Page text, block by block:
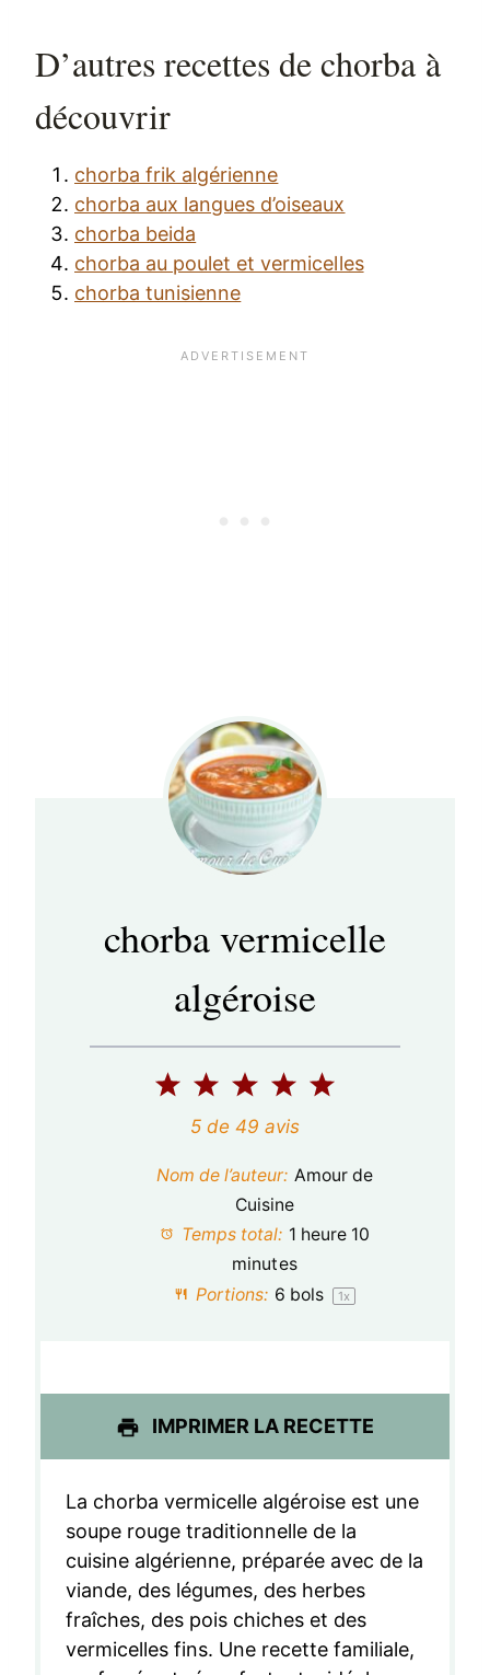
D’autres recettes de chorba à
découvrir
chorba frik algérienne
chorba aux langues d’oiseaux
chorba beida
chorba au poulet et vermicelles
chorba tunisienne
chorba vermicelle
algéroise
5
t
i
l
4
é
t
i
l
3
é
t
o
i
l
2
é
t
i
l
1
é
t
i
l
5de 49 avis
Nom de l’auteur: Amour de
Cuisine
Temps total: 1 heure 10
minutes
Portions: 6 bols 1x
IMPRIMER LA RECETTE
La chorba vermicelle algéroise est une
soupe rouge traditionnelle de la
cuisine algérienne, préparée avec de la
viande, des légumes, des herbes
fraîches, des pois chiches et des
vermicelles fins. Une recette familiale,